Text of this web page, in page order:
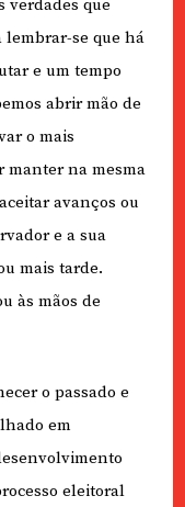
verdades que
lembrar-se que há
e um tempo
abrir mão de
o mais
manter na mesma
avanços ou
e a sua
mais tarde.
às mãos de
o passado e
em
eleitoral